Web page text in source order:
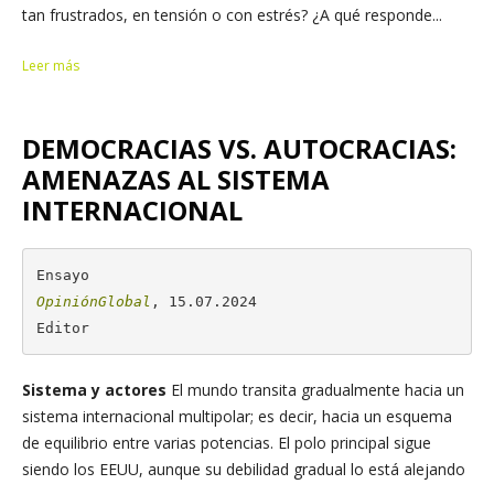
tan frustrados, en tensión o con estrés? ¿A qué responde...
Leer más
DEMOCRACIAS VS. AUTOCRACIAS:
AMENAZAS AL SISTEMA
INTERNACIONAL
OpiniónGlobal , 15.07.2024
Editor
Sistema y actores El mundo transita gradualmente hacia un
sistema internacional multipolar; es decir, hacia un esquema
de equilibrio entre varias potencias. El polo principal sigue
siendo los EEUU, aunque su debilidad gradual lo está alejando